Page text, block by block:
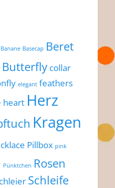
Banane Basecap Beret
Butterfly collar
elegant feathers
heart Herz
Kragen
Pillbox pink
Pünktchen Rosen
Schleife